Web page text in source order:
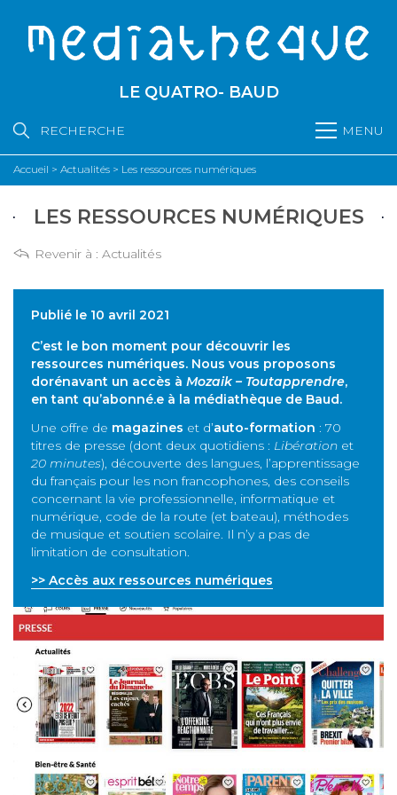
LE QUATRO- BAUD
RECHERCHE MENU
Accueil > Actualités > Les ressources numériques
LES RESSOURCES NUMÉRIQUES
Revenir à : Actualités
Publié le 10 avril 2021
C’est le bon moment pour découvrir les
ressources numériques. Nous vous proposons
dorénavant un accès à Mozaik – Toutapprendre,
en tant qu’abonné.e à la médiathèque de Baud.
Une offre de magazines et d’auto-formation : 70
titres de presse (dont deux quotidiens : Libération et
20 minutes), découverte des langues, l’apprentissage
du français pour les non francophones, des conseils
concernant la vie professionnelle, informatique et
numérique, code de la route (et bateau), méthodes
de musique et soutien scolaire. Il n’y a pas de
limitation de consultation.
>> Accès aux ressources numériques